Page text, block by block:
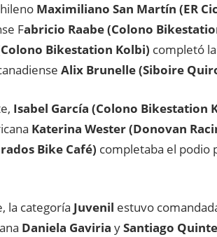
Maximiliano San Martín (ER
Fabricio Raabe (Colono
Bikestation Kolbi) completó
Alix Brunelle (Siboire
Isabel García (Colono Bikestation
Katerina Wester (Donovan
Bike Café) completaba el podio
la categoría Juvenil estuvo
Daniela Gaviria ySantiago